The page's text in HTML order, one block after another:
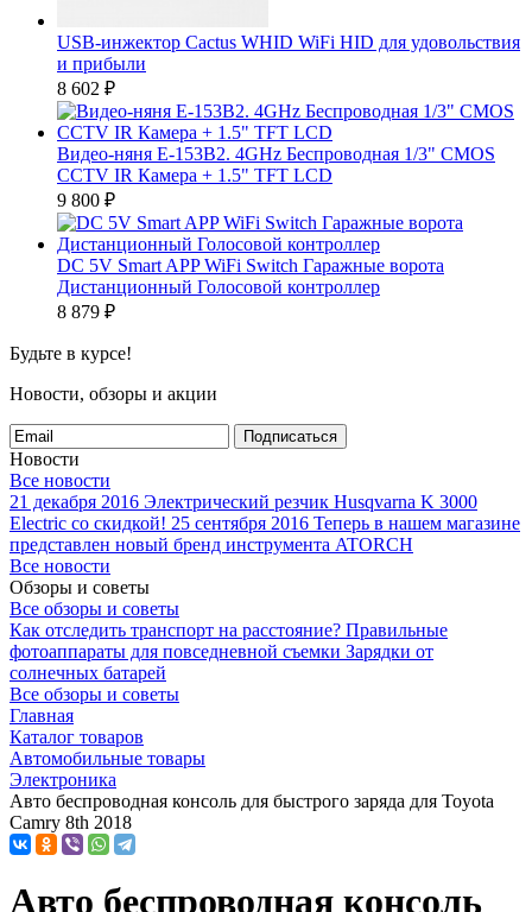
USB-инжектор Cactus WHID WiFi HID для удовольствия
и прибыли
8 602 ₽
Видео-няня E-153B2. 4GHz Беспроводная 1/3" CMOS
CCTV IR Камера + 1.5" TFT LCD
9 800 ₽
DC 5V Smart APP WiFi Switch Гаражные ворота
Дистанционный Голосовой контроллер
8 879 ₽
Будьте в курсе!
Новости, обзоры и акции
Подписаться
Новости
Все новости
21 декабря 2016 Электрический резчик Husqvarna K 3000
Electric со скидкой! 25 сентября 2016 Теперь в нашем магазине
представлен новый бренд инструмента ATORCH
Все новости
Обзоры и советы
Все обзоры и советы
Как отследить транспорт на расстояние? Правильные
фотоаппараты для повседневной съемки Зарядки от
солнечных батарей
Все обзоры и советы
Главная
Каталог товаров
Автомобильные товары
Электроника
Авто беспроводная консоль для быстрого заряда для Toyota
Camry 8th 2018
Авто беспроводная консоль